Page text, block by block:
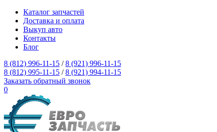
Каталог запчастей
Доставка и оплата
Выкуп авто
Контакты
Блог
8 (812) 996-11-15 /8 (921) 996-11-15
8 (812) 995-11-15 /8 (921) 994-11-15
Заказать обратный звонок
0